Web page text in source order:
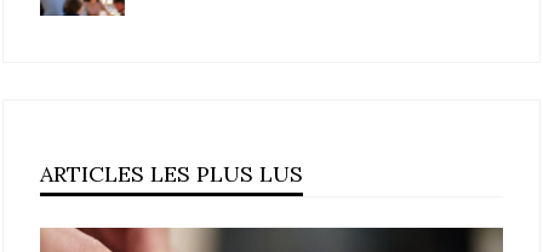
ARTICLES LES PLUS LUS